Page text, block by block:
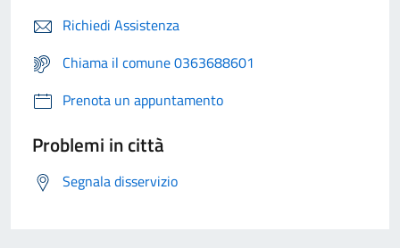
Richiedi Assistenza
Chiama il comune 0363688601
Prenota un appuntamento
Problemi in città
Segnala disservizio